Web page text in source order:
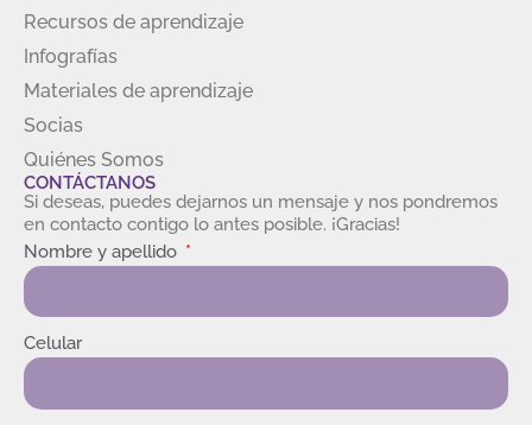
Recursos de aprendizaje
Infografías
Materiales de aprendizaje
Socias
Quiénes Somos
CONTÁCTANOS
Si deseas, puedes dejarnos un mensaje y nos pondremos
en contacto contigo lo antes posible. ¡Gracias!
Nombre y apellido
Celular